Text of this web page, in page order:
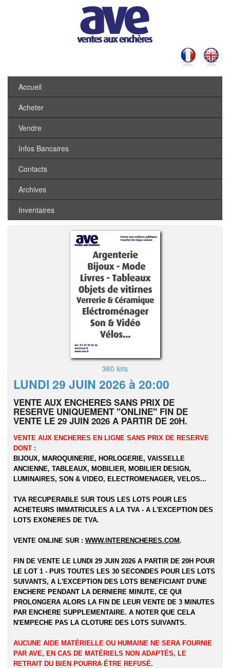
Accueil
Acheter
Vendre
Infos Bancaires
Contacts
Archives
Inventaires
360 lots
LUNDI 29 JUIN 2026 à 20:00
VENTE AUX ENCHERES SANS PRIX DE
RESERVE UNIQUEMENT "ONLINE" FIN DE
VENTE LE 29 JUIN 2026 A PARTIR DE 20H.
VENTE AUX ENCHERES EN LIGNE SANS PRIX DE RESERVE
DONT :
BIJOUX, MAROQUINERIE, HORLOGERIE, VAISSELLE
ANCIENNE, TABLEAUX, MOBILIER, MOBILIER DESIGN,
LUMINAIRES, SON & VIDEO, ELECTROMENAGER, VELOS...
TVA RECUPERABLE SUR TOUS LES LOTS POUR LES
ACHETEURS IMMATRICULES A LA TVA - A L'EXCEPTION DES
LOTS EXONERES DE TVA.
VENTE ONLINE SUR : WWW.INTERENCHERES.COM.
FIN DE VENTE LE LUNDI 29 JUIN 2026 A PARTIR DE 20H POUR
LE LOT 1 - PUIS TOUTES LES 30 SECONDES POUR LES LOTS
SUIVANTS, A L'EXCEPTION DES LOTS BENEFICIANT D'UNE
ENCHERE PENDANT LA DERNIERE MINUTE, CE QUI
PROLONGERA ALORS LA FIN DE LEUR VENTE DE 3 MINUTES
PAR ENCHERE SUPPLEMENTAIRE. A NOTER QUE CELA
N'EMPECHE PAS LA CLOTURE DES LOTS SUIVANTS.
AUCUNE AIDE MATÉRIELLE OU HUMAINE NE SERA FOURNIE
PAR AVE, EN CAS DE MATÉRIELS NON ADAPTÉS, LE
RETRAIT DU BIEN POURRA ÊTRE REFUSÉ.